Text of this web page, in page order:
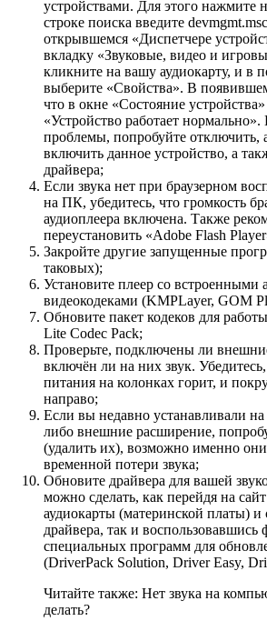
устройствами. Для этого нажмите
строке поиска введите
открывшемся «Диспетчере
вкладку «Звуковые, видео и
кликните на вашу аудиокарту, и в
выберите «Свойства». В
что в окне «Состояние
«Устройство работает
проблемы, попробуйте отключить,
включить данное устройство, а
драйвера;
Если звука нет при браузерном
на ПК, убедитесь, что громкость
аудиоплеера включена. Также
переустановить «Adobe Flash
Закройте другие запущенные
таковых);
Установите плеер со встроенными
видеокодеками (KMPLayer, GOM
Обновите пакет кодеков для
Lite Codec Pack;
Проверьте, подключены ли
включён ли на них звук.
питания на колонках горит, и
направо;
Если вы недавно устанавливали на
либо внешние расширение,
(удалить их), возможно именно
временной потери звука;
Обновите драйвера для вашей
можно сделать, как перейдя на
аудиокарты (материнской платы) и
драйвера, так и
специальных программ для
(DriverPack Solution, Driver Easy,
Читайте также: Нет звука на
делать?